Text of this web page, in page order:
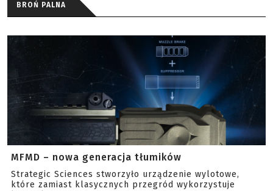
BROŃ PALNA
MFMD – nowa generacja tłumików
Strategic Sciences stworzyło urządzenie wylotowe,
które zamiast klasycznych przegród wykorzystuje